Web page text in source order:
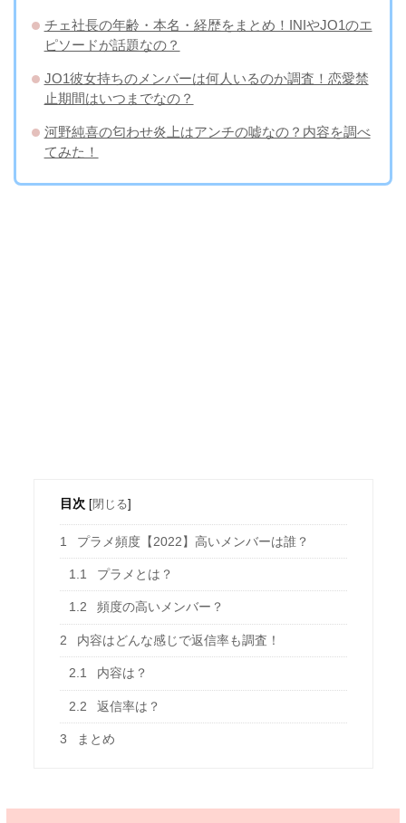
チェ社長の年齢・本名・経歴をまとめ！INIやJO1のエ
ピソードが話題なの？
JO1彼女持ちのメンバーは何人いるのか調査！恋愛禁
止期間はいつまでなの？
河野純喜の匂わせ炎上はアンチの嘘なの？内容を調べ
てみた！
目次 [閉じる]
1 プラメ頻度【2022】高いメンバーは誰？
1.1 プラメとは？
1.2 頻度の高いメンバー？
2 内容はどんな感じで返信率も調査！
2.1 内容は？
2.2 返信率は？
3 まとめ